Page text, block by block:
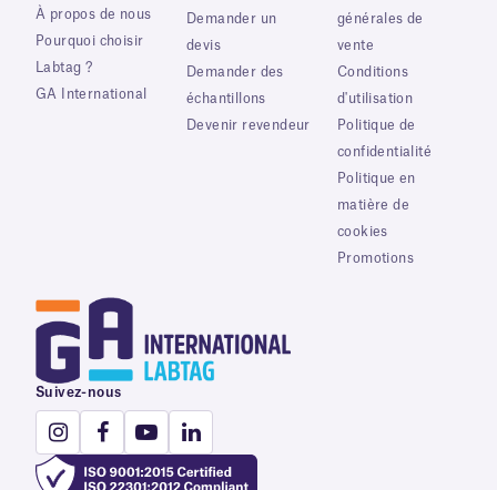
À propos de nous
Pourquoi choisir
Labtag ?
GA International
Demander un
devis
Demander des
échantillons
Devenir revendeur
générales de
vente
Conditions
d'utilisation
Politique de
confidentialité
Politique en
matière de
cookies
Promotions
Suivez-nous